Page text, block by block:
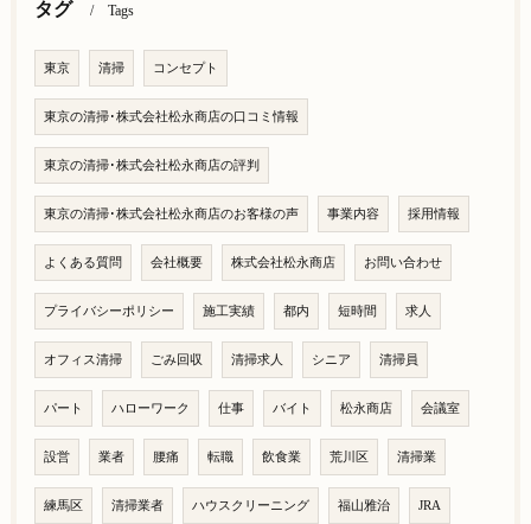
タグ Tags
東京 清掃 コンセプト
東京の清掃･株式会社松永商店の口コミ情報
東京の清掃･株式会社松永商店の評判
東京の清掃･株式会社松永商店のお客様の声 事業内容 採用情報
よくある質問 会社概要 株式会社松永商店 お問い合わせ
プライバシーポリシー 施工実績 都内 短時間 求人
オフィス清掃 ごみ回収 清掃求人 シニア 清掃員
パート ハローワーク 仕事 バイト 松永商店 会議室
設営 業者 腰痛 転職 飲食業 荒川区 清掃業
練馬区 清掃業者 ハウスクリーニング 福山雅治 JRA